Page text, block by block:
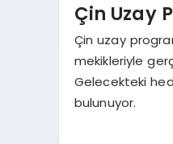
Çin Uzay
Çin uzay
mekikleriyle
Gelecekteki
bulunuyor.